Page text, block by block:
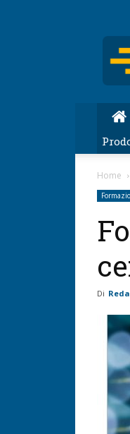
Home
Di